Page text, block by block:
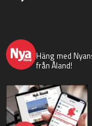
Häng med
från Åland!